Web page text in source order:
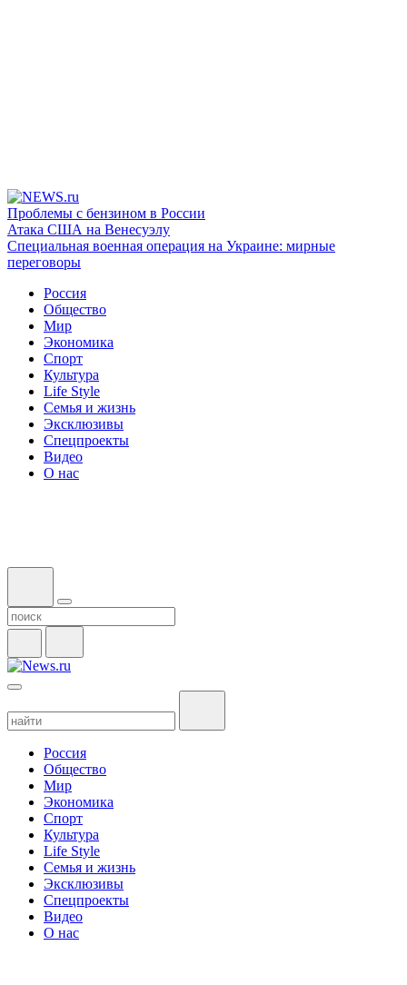
Проблемы с бензином в России
Атака США на Венесуэлу
Специальная военная операция на Украине: мирные
переговоры
Россия
Общество
Мир
Экономика
Спорт
Культура
Life Style
Семья и жизнь
Эксклюзивы
Спецпроекты
Видео
О нас
Россия
Общество
Мир
Экономика
Спорт
Культура
Life Style
Семья и жизнь
Эксклюзивы
Спецпроекты
Видео
О нас